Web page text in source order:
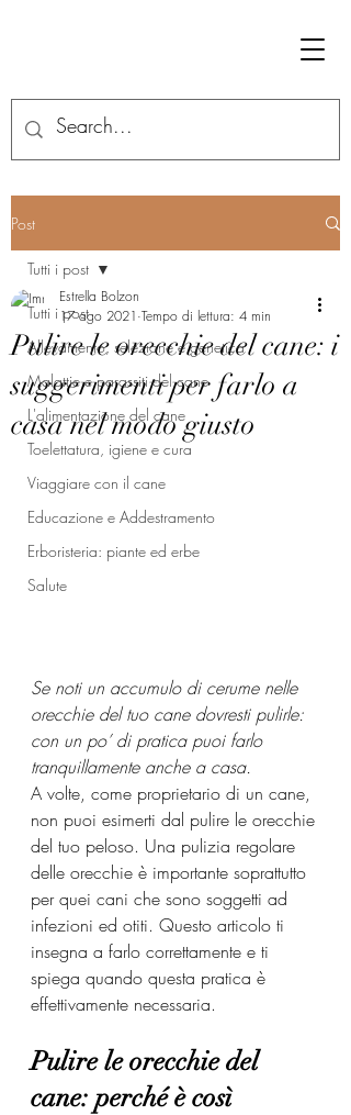
Post
Tutti i post
Allevamento, selezione e genetica
Malattie e parassiti del cane
L'alimentazione del cane
Toelettatura, igiene e cura
Viaggiare con il cane
Educazione e Addestramento
Erboristeria: piante ed erbe
Salute
Tutti i post
Pulire le orecchie del cane: i
suggerimenti per farlo a
casa nel modo giusto
Estrella Bolzon
17 ago 2021 Tempo di lettura: 4 min
Se noti un accumulo di cerume nelle
orecchie del tuo cane dovresti pulirle:
con un po’ di pratica puoi farlo
tranquillamente anche a casa.
A volte, come proprietario di un cane,
non puoi esimerti dal pulire le orecchie
del tuo peloso. Una pulizia regolare
delle orecchie è importante soprattutto
per quei cani che sono soggetti ad
infezioni ed otiti. Questo articolo ti
insegna a farlo correttamente e ti
spiega quando questa pratica è
effettivamente necessaria.
Pulire le orecchie del
cane: perché è così